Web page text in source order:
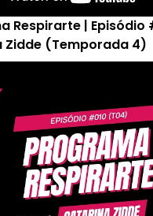
Respirarte | Episódio
Zidde (Temporada 4)